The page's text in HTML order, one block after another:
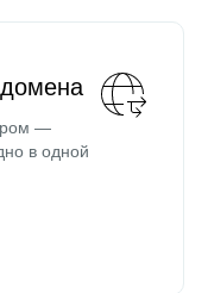
домена
—
в одной